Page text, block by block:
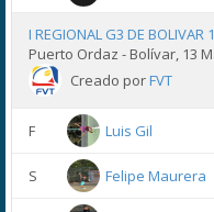
I REGIONAL G3 DE BOLIVAR
Puerto Ordaz - Bolívar, 13
Creado porFVT
F Luis Gil
S Felipe Maurera